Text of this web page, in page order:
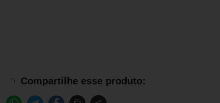
Compartilhe esse produto: